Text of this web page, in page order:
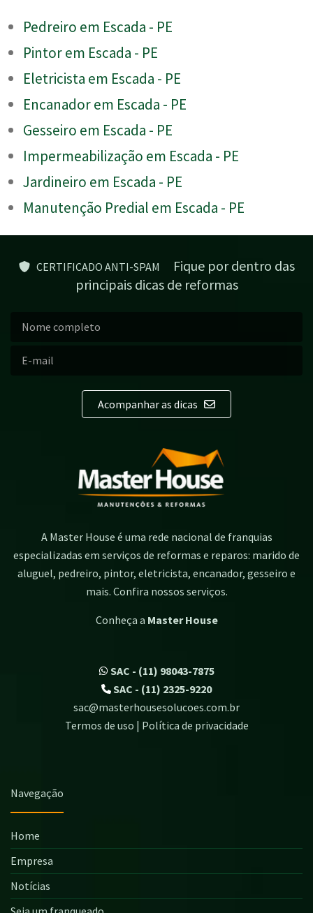
Pedreiro em Escada - PE
Pintor em Escada - PE
Eletricista em Escada - PE
Encanador em Escada - PE
Gesseiro em Escada - PE
Impermeabilização em Escada - PE
Jardineiro em Escada - PE
Manutenção Predial em Escada - PE
CERTIFICADO ANTI-SPAM
Fique por dentro das
principais dicas de reformas
Acompanhar as dicas
A Master House é uma rede nacional de franquias
especializadas em serviços de reformas e reparos: marido de
aluguel, pedreiro, pintor, eletricista, encanador, gesseiro e
mais. Confira nossos serviços.
Conheça a Master House
SAC - (11) 98043-7875
SAC - (11) 2325-9220
sac@masterhousesolucoes.com.br
Termos de uso | Política de privacidade
Navegação
Home
Empresa
Notícias